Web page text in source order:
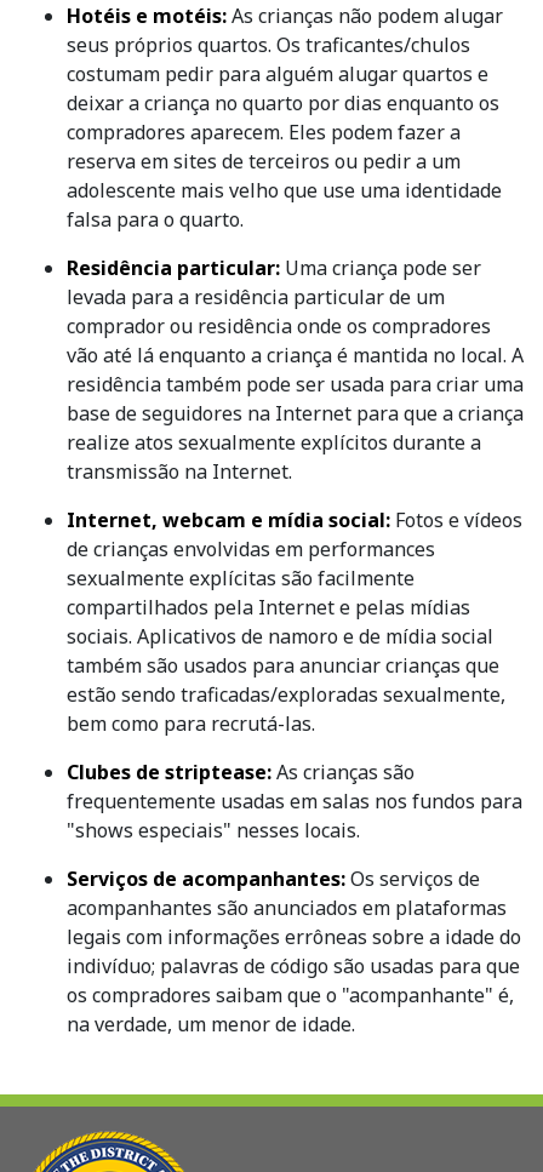
Hotéis e motéis:As crianças não podem alugar
seus próprios quartos. Os traficantes/chulos
costumam pedir para alguém alugar quartos e
deixar a criança no quarto por dias enquanto os
compradores aparecem. Eles podem fazer a
reserva em sites de terceiros ou pedir a um
adolescente mais velho que use uma identidade
falsa para o quarto.
Residência particular: Uma criança pode ser
levada para a residência particular de um
comprador ou residência onde os compradores
vão até lá enquanto a criança é mantida no local. A
residência também pode ser usada para criar uma
base de seguidores na Internet para que a criança
realize atos sexualmente explícitos durante a
transmissão na Internet.
Internet, webcam e mídia social: Fotos e vídeos
de crianças envolvidas em performances
sexualmente explícitas são facilmente
compartilhados pela Internet e pelas mídias
sociais. Aplicativos de namoro e de mídia social
também são usados para anunciar crianças que
estão sendo traficadas/exploradas sexualmente,
bem como para recrutá-las.
Clubes de striptease:As crianças são
frequentemente usadas em salas nos fundos para
"shows especiais" nesses locais.
Serviços de acompanhantes:Os serviços de
acompanhantes são anunciados em plataformas
legais com informações errôneas sobre a idade do
indivíduo; palavras de código são usadas para que
os compradores saibam que o "acompanhante" é,
na verdade, um menor de idade.